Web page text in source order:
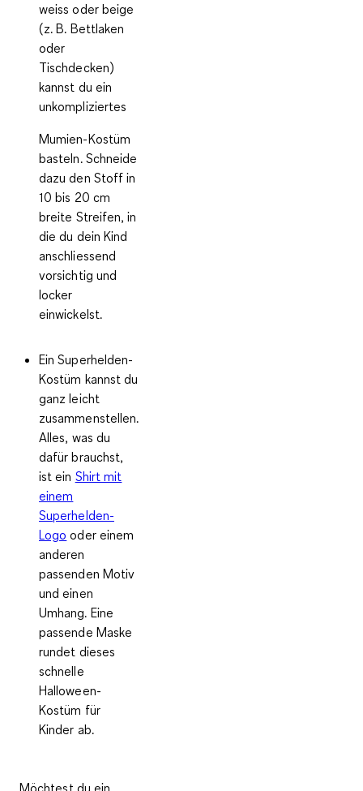
weiss oder beige
(z. B. Bettlaken
oder
Tischdecken)
kannst du ein
unkompliziertes
Mumien-Kostüm
basteln. Schneide
dazu den Stoff in
10 bis 20 cm
breite Streifen, in
die du dein Kind
anschliessend
vorsichtig und
locker
einwickelst.
EinSuperhelden-
Kostüm kannst du
ganz leicht
zusammenstellen.
Alles, was du
dafür brauchst,
ist ein Shirt mit
einem
Superhelden-
Logo oder einem
anderen
passenden Motiv
und einen
Umhang. Eine
passende Maske
rundet dieses
schnelle
Halloween-
Kostüm für
Kinder ab.